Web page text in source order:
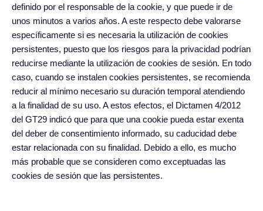
definido por el responsable de la cookie, y que puede ir de
unos minutos a varios años. A este respecto debe valorarse
específicamente si es necesaria la utilización de cookies
persistentes, puesto que los riesgos para la privacidad podrían
reducirse mediante la utilización de cookies de sesión. En todo
caso, cuando se instalen cookies persistentes, se recomienda
reducir al mínimo necesario su duración temporal atendiendo
a la finalidad de su uso. A estos efectos, el Dictamen 4/2012
del GT29 indicó que para que una cookie pueda estar exenta
del deber de consentimiento informado, su caducidad debe
estar relacionada con su finalidad. Debido a ello, es mucho
más probable que se consideren como exceptuadas las
cookies de sesión que las persistentes.